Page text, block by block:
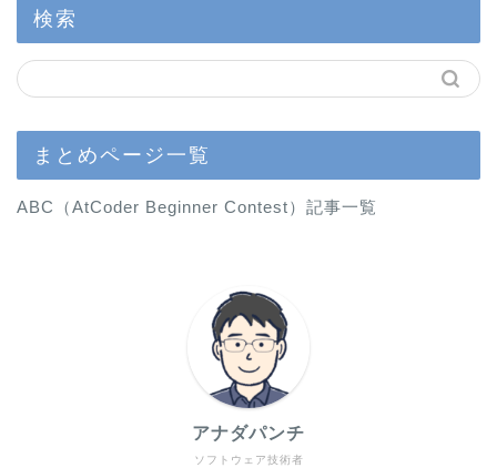
検索
まとめページ一覧
ABC（AtCoder Beginner Contest）記事一覧
ソフトウェア技術者
アナダパンチ